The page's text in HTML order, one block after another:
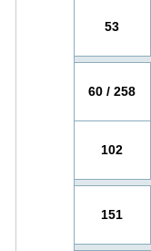
53
60 / 258
102
151